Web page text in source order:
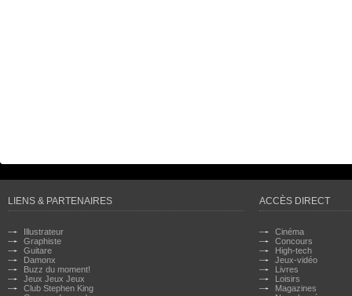
LIENS & PARTENAIRES
Illustrateur
Graphiste
Guitare
Damonx
Buzz du moment!
Jeux Jeux Jeux
Club Stephen King
ACCÈS DIRECT
Cinéma
Concours
High-tech
Jeux-vidéo
Livres
Loisirs
Magazines